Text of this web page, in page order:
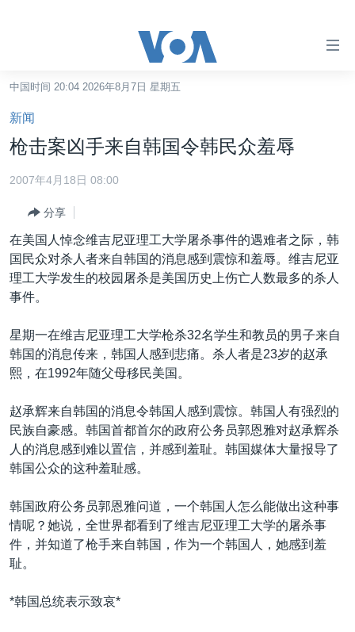
碍
链
接
跳
转
跳
转
到
航
跳
转
到
索
港澳
国际
最新国际新闻
印太
中东
欧洲
美洲
全球议题
分类新闻
经济·金融·贸易
人权·法律·宗教
科教·文娱·体健
劳工
环境
美中关系
热点专题
白宫要闻
美中关系
美国建国250周年
埃博拉疫情
美国之音专访
重要讲话与声明
VOA视频
中文广播
关注我们
其他语言网站
中国时间 20:04 2026年8月7日 星期五
新闻
枪击案凶手来自韩国令韩民众羞辱
2007年4月18日 08:00
分享
在美国人悼念维吉尼亚理工大学屠杀事件的遇难者之际，韩
国民众对杀人者来自韩国的消息感到震惊和羞辱。维吉尼亚
理工大学发生的校园屠杀是美国历史上伤亡人数最多的杀人
事件。
星期一在维吉尼亚理工大学枪杀32名学生和教员的男子来自
韩国的消息传来，韩国人感到悲痛。杀人者是23岁的赵承
熙，在1992年随父母移民美国。
赵承辉来自韩国的消息令韩国人感到震惊。韩国人有强烈的
民族自豪感。韩国首都首尔的政府公务员郭恩雅对赵承辉杀
人的消息感到难以置信，并感到羞耻。韩国媒体大量报导了
韩国公众的这种羞耻感。
韩国政府公务员郭恩雅问道，一个韩国人怎么能做出这种事
情呢？她说，全世界都看到了维吉尼亚理工大学的屠杀事
件，并知道了枪手来自韩国，作为一个韩国人，她感到羞
耻。
*韩国总统表示致哀*